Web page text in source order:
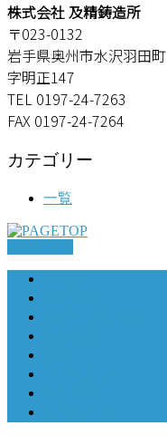
株式会社 及精鋳造所
〒023-0132
岩手県奥州市水沢羽田町
字明正147
TEL 0197-24-7263
FAX 0197-24-7264
カテゴリー
一覧